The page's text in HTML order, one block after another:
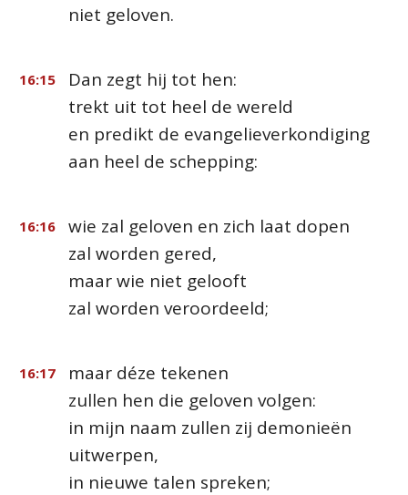
niet geloven.
16:15
Dan zegt hij tot hen:
trekt uit tot heel de wereld
en predikt de evangelieverkondiging
aan heel de schepping:
16:16
wie zal geloven en zich laat dopen
zal worden gered,
maar wie niet gelooft
zal worden veroordeeld;
16:17
maar déze tekenen
zullen hen die geloven volgen:
in mijn naam zullen zij demonieën
uitwerpen,
in nieuwe talen spreken;